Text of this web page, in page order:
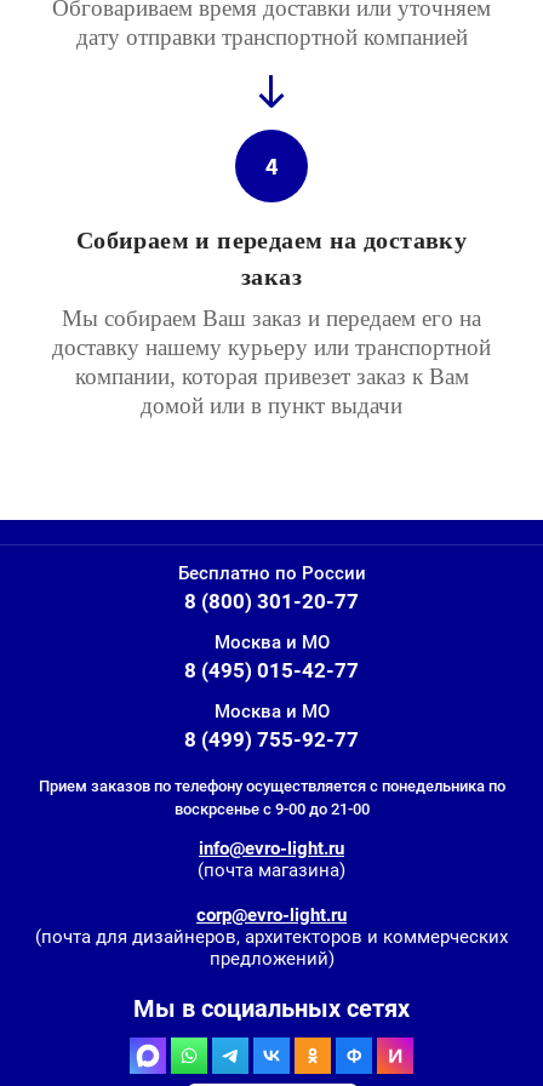
Обговариваем время доставки или уточняем
дату отправки транспортной компанией
4
Собираем и передаем на доставку
заказ
Мы собираем Ваш заказ и передаем его на
доставку нашему курьеру или транспортной
компании, которая привезет заказ к Вам
домой или в пункт выдачи
Бесплатно по России
8 (800) 301-20-77
Москва и МО
8 (495) 015-42-77
Москва и МО
8 (499) 755-92-77
Прием заказов по телефону осуществляется с понедельника по
воскрсенье с 9-00 до 21-00
info@evro-light.ru
(почта магазина)
corp@evro-light.ru
(почта для дизайнеров, архитекторов и коммерческих
предложений)
Мы в социальных сетях